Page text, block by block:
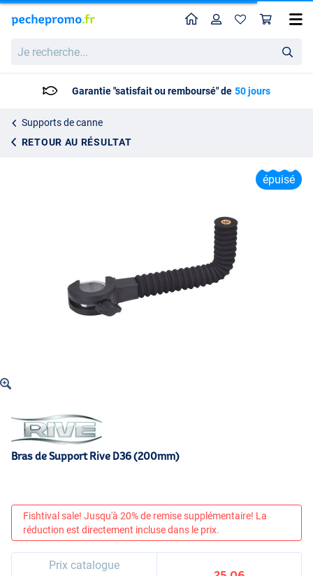
recherche...
HomeProfil
Garantie "satisfait ou remboursé" de 50 jours
Supports de canne
RETOUR AU RÉSULTAT
Bras de Support Rive D36 (200mm)
épuisé
Bras de Support Rive D36 (200mm)
Fishtival sale! Jusqu'à 20% de remise supplémentaire! La
réduction est directement incluse dans le prix.
Prix catalogue